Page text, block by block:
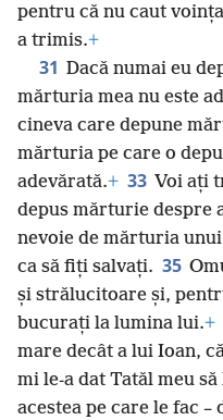
pentru că nu caut
a trimis.+
31 Dacă numai eu
mărturia mea nu este
cineva care depune
mărturia pe care o
adevărată.+ 33 Voi ați
depus mărturie despre
nevoie de mărturia
ca să fiți salvați. 35
și strălucitoare și,
bucurați la lumina lui.+
mare decât a lui Ioan,
mi le-a dat Tatăl meu
acestea pe care le fac